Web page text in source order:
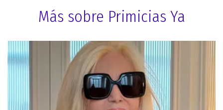
Más sobre Primicias Ya